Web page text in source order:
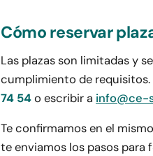
Cómo reservar
Las plazas son limitadas y
cumplimiento de
74 54o escribir a info@ce-
Te confirmamos en el
te enviamos los pasos para